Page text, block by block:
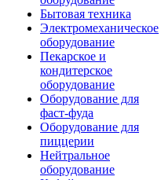
Бытовая техника
Электромеханическое
оборудование
Пекарское и
кондитерское
оборудование
Оборудование для
фаст-фуда
Оборудование для
пиццерии
Нейтральное
оборудование